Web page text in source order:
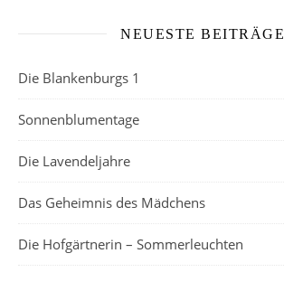
NEUESTE BEITRÄGE
Die Blankenburgs 1
Sonnenblumentage
Die Lavendeljahre
Das Geheimnis des Mädchens
Die Hofgärtnerin – Sommerleuchten